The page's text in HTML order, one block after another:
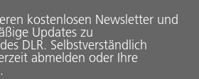
kostenlosen Newsletter und
Updates zu
DLR. Selbstverständlich
abmelden oder Ihre